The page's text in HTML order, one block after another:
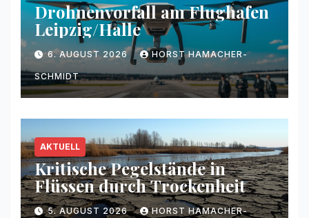
Drohnenvorfall am Flughafen
Leipzig/Halle
6. AUGUST 2026 HORST HAMACHER-
SCHMIDT
AKTUELL
Kritische Pegelstände in
Flüssen durch Trockenheit
5. AUGUST 2026 HORST HAMACHER-